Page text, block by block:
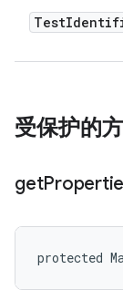
Test
受保护的
get
protected